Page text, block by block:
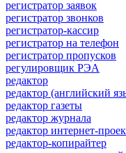
регистратор заявок
регистратор звонков
регистратор-кассир
регистратор на телефон
регистратор пропусков
регулировщик РЭА
редактор
редактор (английский
редактор газеты
редактор журнала
редактор интернет-
редактор-копирайтер